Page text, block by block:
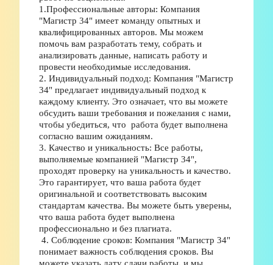
1.Профессиональные авторы: Компания
"Магистр 34" имеет команду опытных и
квалифицированных авторов. Мы можем
помочь вам разработать тему, собрать и
анализировать данные, написать работу и
провести необходимые исследования.
2. Индивидуальный подход: Компания "Магистр
34" предлагает индивидуальный подход к
каждому клиенту. Это означает, что вы можете
обсудить ваши требования и пожелания с нами,
чтобы убедиться, что  работа будет выполнена
согласно вашим ожиданиям.
3. Качество и уникальность: Все работы,
выполняемые компанией "Магистр 34",
проходят проверку на уникальность и качество.
Это гарантирует, что ваша работа будет
оригинальной и соответствовать высоким
стандартам качества. Вы можете быть уверены,
что ваша работа будет выполнена
профессионально и без плагиата.
4. Соблюдение сроков: Компания "Магистр 34"
понимает важность соблюдения сроков. Вы